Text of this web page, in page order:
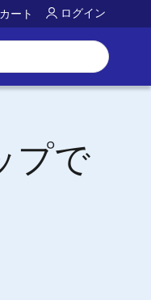
カート ログイン
プで